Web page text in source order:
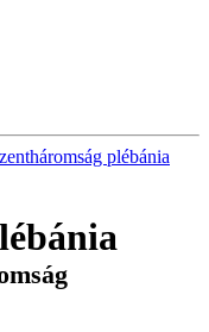
plébánia